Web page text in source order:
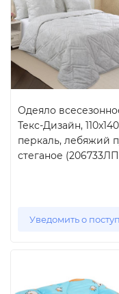
Одеяло
Текс-Дизайн,
перкаль, лебяжий
стеганое
Уведомить о